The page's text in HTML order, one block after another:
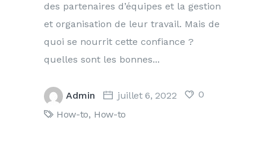
des partenaires d’équipes et la gestion
et organisation de leur travail. Mais de
quoi se nourrit cette confiance ?
quelles sont les bonnes
Admin juillet 6, 2022
0
How-to, How-to